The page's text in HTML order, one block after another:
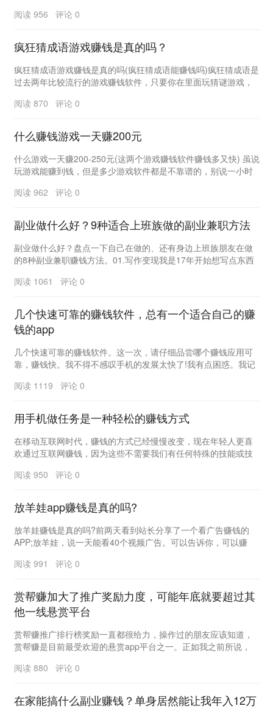
阅读 956 评论 0
疯狂猜成语游戏赚钱是真的吗？
疯狂猜成语游戏赚钱是真的吗(疯狂猜成语能赚钱吗)疯狂猜成语是
过去两年比较流行的游戏赚钱软件，只要你在里面玩猜谜游戏，
阅读 870 评论 0
什么赚钱游戏一天赚200元
什么游戏一天赚200-250元(这两个游戏赚钱软件赚钱多又快) 虽说
玩游戏能赚到钱，但是多少游戏软件都是不靠谱的，别说一小时
阅读 962 评论 0
副业做什么好？9种适合上班族做的副业兼职方法
副业做什么好？盘点一下自己在做的、还有身边上班族朋友在做
的8种副业兼职赚钱方法。01.写作变现我是17年开始想写点东西
阅读 1061 评论 0
几个快速可靠的赚钱软件，总有一个适合自己的赚
钱的app
几个快速可靠的赚钱软件。这一次，请仔细品尝哪个赚钱应用可
靠，赚钱快。我不得不感叹手机的发展太快了!我有点困惑。我记
阅读 1119 评论 0
用手机做任务是一种轻松的赚钱方式
在移动互联网时代，赚钱的方式已经慢慢改变，现在年轻人更喜
欢通过互联网赚钱，因为这些不需要我们有任何特殊的技能或技
阅读 950 评论 0
放羊娃app赚钱是真的吗?
放羊娃赚钱是真的吗?前两天看到站长分享了一个看广告赚钱的
APP;放羊娃，说一天能看40个视频广告。可以告诉你，可以赚
阅读 991 评论 0
赏帮赚加大了推广奖励力度，可能年底就要超过其
他一线悬赏平台
赏帮赚推广排行榜奖励一直都很给力，操作过的朋友应该知道，
赏帮赚是目前最受欢迎的悬赏app平台之一。正如我之前所说，
阅读 880 评论 0
在家能搞什么副业赚钱？单身居然能让我年入12万